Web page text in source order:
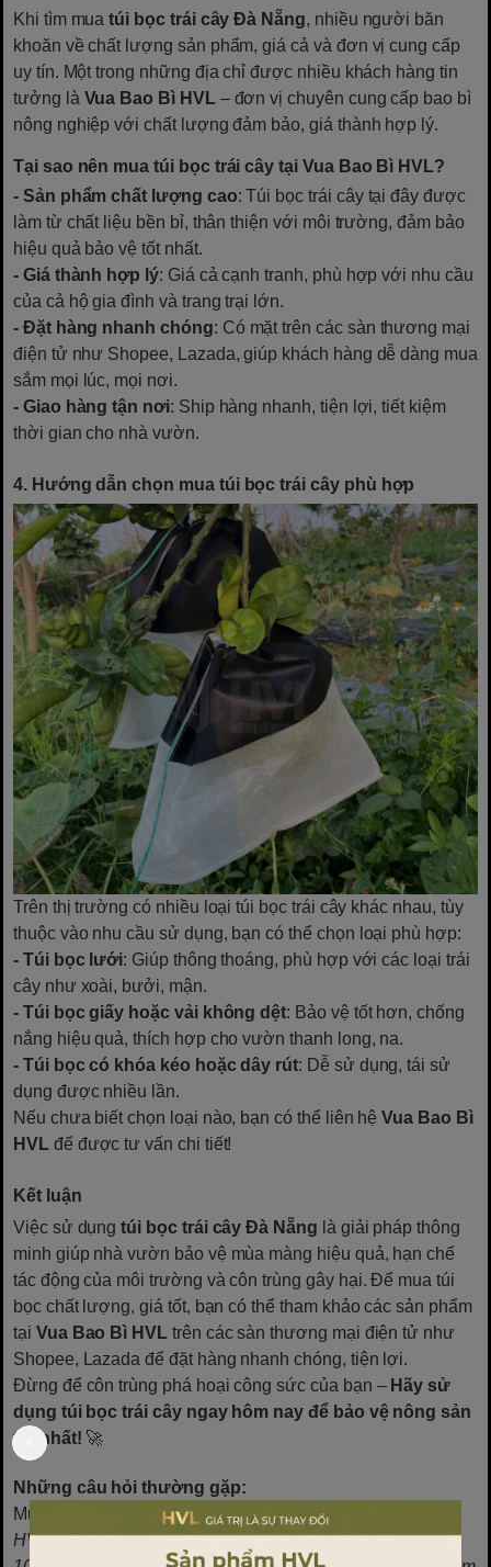
Khi tìm muatúi bọc trái cây Đà Nẵng, nhiều người băn
khoăn về chất lượng sản phẩm, giá cả và đơn vị cung cấp
uy tín. Một trong những địa chỉ được nhiều khách hàng tin
tưởng là Vua Bao Bì HVL – đơn vị chuyên cung cấp bao bì
nông nghiệp với chất lượng đảm bảo, giá thành hợp lý.
Tại sao nên mua túi bọc trái cây tại Vua Bao Bì HVL?
- Sản phẩm chất lượng cao: Túi bọc trái cây tại đây được
làm từ chất liệu bền bỉ, thân thiện với môi trường, đảm bảo
hiệu quả bảo vệ tốt nhất.
- Giá thành hợp lý: Giá cả cạnh tranh, phù hợp với nhu cầu
của cả hộ gia đình và trang trại lớn.
- Đặt hàng nhanh chóng: Có mặt trên các sàn thương mại
điện tử như Shopee, Lazada, giúp khách hàng dễ dàng mua
sắm mọi lúc, mọi nơi.
- Giao hàng tận nơi: Ship hàng nhanh, tiện lợi, tiết kiệm
thời gian cho nhà vườn.
4. Hướng dẫn chọn mua túi bọc trái cây phù hợp
Trên thị trường có nhiều loại túi bọc trái cây khác nhau, tùy
thuộc vào nhu cầu sử dụng, bạn có thể chọn loại phù hợp:
- Túi bọc lưới: Giúp thông thoáng, phù hợp với các loại trái
cây như xoài, bưởi, mận.
- Túi bọc giấy hoặc vải không dệt: Bảo vệ tốt hơn, chống
nắng hiệu quả, thích hợp cho vườn thanh long, na.
- Túi bọc có khóa kéo hoặc dây rút: Dễ sử dụng, tái sử
dụng được nhiều lần.
Nếu chưa biết chọn loại nào, bạn có thể liên hệVua Bao Bì
HVL để được tư vấn chi tiết!
Kết luận
Việc sử dụngtúi bọc trái cây Đà Nẵng là giải pháp thông
minh giúp nhà vườn bảo vệ mùa màng hiệu quả, hạn chế
tác động của môi trường và côn trùng gây hại. Để mua túi
bọc chất lượng, giá tốt, bạn có thể tham khảo các sản phẩm
tại Vua Bao Bì HVL trên các sàn thương mại điện tử như
Shopee, Lazada để đặt hàng nhanh chóng, tiện lợi.
Đừng để côn trùng phá hoại công sức của bạn – Hãy sử
dụng túi bọc trái cây ngay hôm nay để bảo vệ nông sản
tốt nhất! 🚀
Những câu hỏi thường gặp:
Mua túi bọc trái cây ở đâu?
HVL là đơn vị cung câp túi bọc trái cây toàn quốc. Với hơn